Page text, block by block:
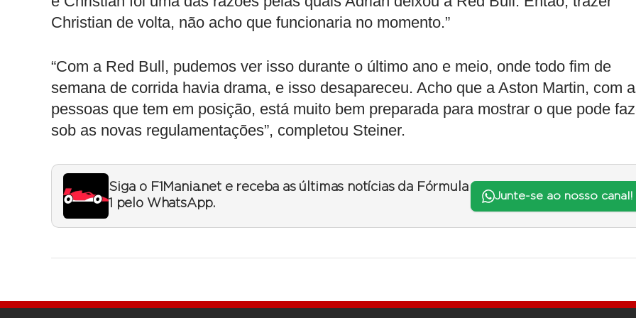
Christian de volta, não acho que funcionaria no momento.”
“Com a Red Bull, pudemos ver isso durante o último ano e meio, onde todo fim de
semana de corrida havia drama, e isso desapareceu. Acho que a Aston Martin, com
pessoas que tem em posição, está muito bem preparada para mostrar o que pode
sob as novas regulamentações”, completou Steiner.
Siga o F1Mania.net e receba as últimas notícias da Fórmula
1 pelo WhatsApp.
Junte-se ao nosso canal!